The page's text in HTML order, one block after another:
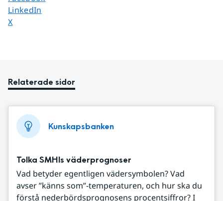
Dela sidan på
LinkedIn
Dela sidan på
X
Relaterade sidor
Kunskapsbanken
Tolka SMHIs väderprognoser
Vad betyder egentligen vädersymbolen? Vad
avser ”känns som”-temperaturen, och hur ska du
förstå nederbördsprognosens procentsiffror? I